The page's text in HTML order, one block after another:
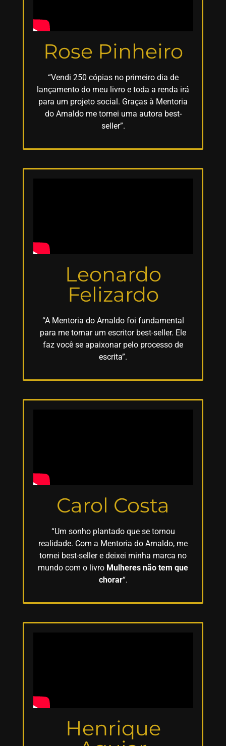
Rose Pinheiro
“Vendi 250 cópias no primeiro dia de
lançamento do meu livro e toda a renda irá
para um projeto social. Graças à Mentoria
do Arnaldo me tornei uma autora best-
seller”.
Leonardo
Felizardo
“A Mentoria do Arnaldo foi fundamental
para me tornar um escritor best-seller. Ele
faz você se apaixonar pelo processo de
escrita”.
Carol Costa
“Um sonho plantado que se tornou
realidade. Com a Mentoria do Arnaldo, me
tornei best-seller e deixei minha marca no
mundo com o livro Mulheres não tem que
chorar“.
Henrique